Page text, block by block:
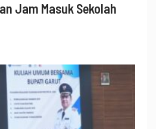
Jam Masuk Sekolah